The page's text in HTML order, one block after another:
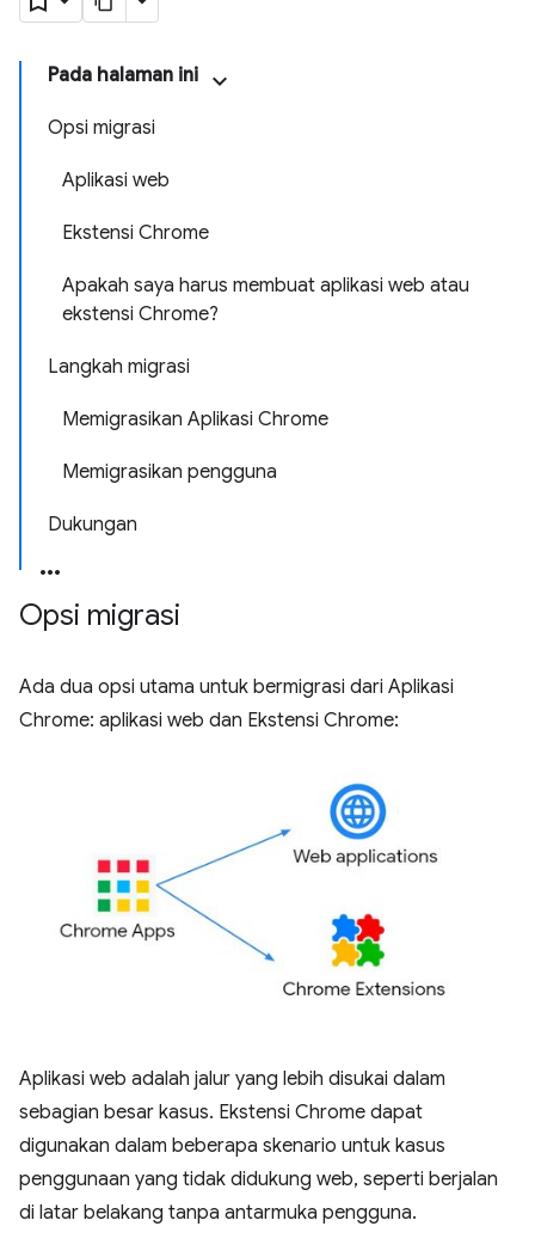
Pada halaman ini
Opsi migrasi
Aplikasi web
Ekstensi Chrome
Apakah saya harus membuat aplikasi web atau
ekstensi Chrome?
Langkah migrasi
Memigrasikan Aplikasi Chrome
Memigrasikan pengguna
Dukungan
Opsi migrasi
Ada dua opsi utama untuk bermigrasi dari Aplikasi
Chrome: aplikasi web dan Ekstensi Chrome:
Aplikasi web adalah jalur yang lebih disukai dalam
sebagian besar kasus. Ekstensi Chrome dapat
digunakan dalam beberapa skenario untuk kasus
penggunaan yang tidak didukung web, seperti berjalan
di latar belakang tanpa antarmuka pengguna.